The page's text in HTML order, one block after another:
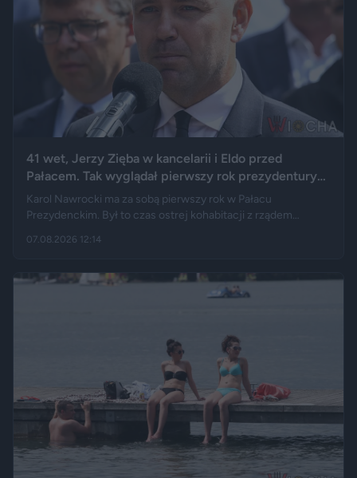
41 wet, Jerzy Zięba w kancelarii i Eldo przed
Pałacem. Tak wyglądał pierwszy rok prezydentury
Karola Nawrockiego
Karol Nawrocki ma za sobą pierwszy rok w Pałacu
Prezydenckim. Był to czas ostrej kohabitacji z rządem
brakowało też wydarzeń z zupełnie innej kategorii: w
uświetnił występ rapera, Eldo. Pierwszy rok prezydentury
podsumowują m.in. Fakt, Demagog, „Gazeta Wyborcza” i „Do
07.08.2026 12:14